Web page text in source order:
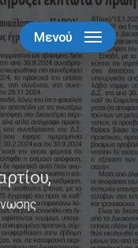
Μενού
Close
Menu